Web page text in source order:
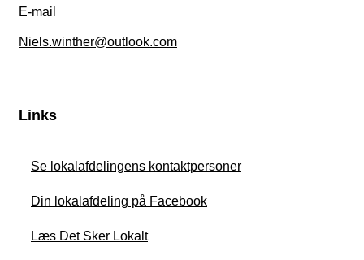
E-mail
Niels.winther@outlook.com
Links
Se lokalafdelingens kontaktpersoner
Din lokalafdeling på Facebook
Læs Det Sker Lokalt